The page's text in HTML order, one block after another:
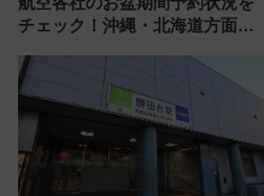
チェック！沖縄・北海道方面は
日は？